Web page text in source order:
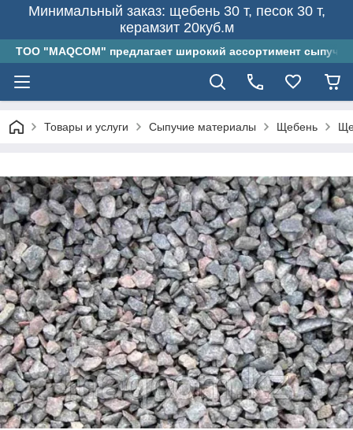
Минимальный заказ: щебень 30 т, песок 30 т,
керамзит 20куб.м
ТОО "MAQCOM" предлагает широкий ассортимент
Товары и услуги Сыпучие материалы Щебень